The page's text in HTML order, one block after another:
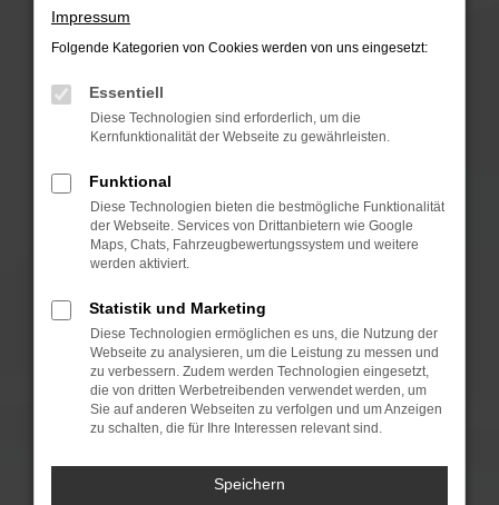
Suchmaschine?
Prüfe deine Browsererweiterungen.
können das Laden bestimmter Seiten
verhindern. Funktioniert die Seite in einem
anderen Browser oder in einem privaten
Fenster?
Starte dein Gerät neu.
Das kann manchmal helfen, vorübergehende
Probleme zu beheben.
Betriebssystem auf dem neuesten Stand
sind.
Veraltete Software birgt nicht nur ein
Sicherheitsrisiko, sondern kann auch dazu
führen, dass bestimmte Funktionen nicht mehr
unterstützt werden.
Wende dich an den Webseitenbetreiber.
Wenn du alle oben genannten Schritte versucht
Impressum
Folgende Kategorien von Cookies werden von uns eingesetzt:
Essentiell
Diese Technologien sind erforderlich, um die
Kernfunktionalität der Webseite zu gewährleisten.
Funktional
Diese Technologien bieten die bestmögliche Funktionalität
der Webseite. Services von Drittanbietern wie Google
Maps, Chats, Fahrzeugbewertungssystem und weitere
werden aktiviert.
Statistik und Marketing
Diese Technologien ermöglichen es uns, die Nutzung der
Webseite zu analysieren, um die Leistung zu messen und
zu verbessern. Zudem werden Technologien eingesetzt,
die von dritten Werbetreibenden verwendet werden, um
Sie auf anderen Webseiten zu verfolgen und um Anzeigen
zu schalten, die für Ihre Interessen relevant sind.
Speichern